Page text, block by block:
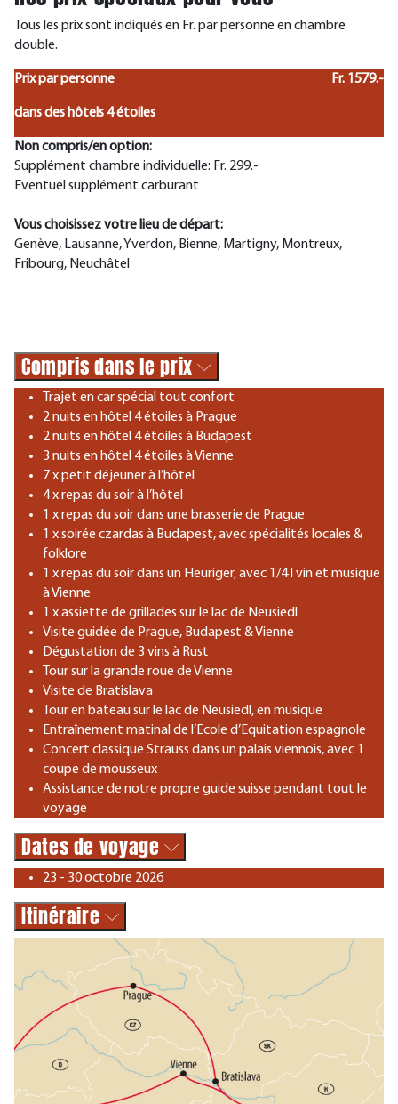
Tous les prix sont indiqués en Fr. par personne en chambre
double.
Prix par personne Fr. 1579.-
dans des hôtels 4 étoiles
Non compris/en option:
Supplément chambre individuelle: Fr. 299.-
Eventuel supplément carburant
Vous choisissez votre lieu de départ:
Genève, Lausanne, Yverdon, Bienne, Martigny, Montreux,
Fribourg, Neuchâtel
Compris dans le prix
Trajet en car spécial tout confort
2 nuits en hôtel 4 étoiles à Prague
2 nuits en hôtel 4 étoiles à Budapest
3 nuits en hôtel 4 étoiles à Vienne
7 x petit déjeuner à l’hôtel
4 x repas du soir à l’hôtel
1 x repas du soir dans une brasserie de Prague
1 x soirée czardas à Budapest, avec spécialités locales &
folklore
1 x repas du soir dans un Heuriger, avec 1/4 l vin et musique
à Vienne
1 x assiette de grillades sur le lac de Neusiedl
Visite guidée de Prague, Budapest & Vienne
Dégustation de 3 vins à Rust
Tour sur la grande roue de Vienne
Visite de Bratislava
Tour en bateau sur le lac de Neusiedl, en musique
Entraînement matinal de l’Ecole d’Equitation espagnole
Concert classique Strauss dans un palais viennois, avec 1
coupe de mousseux
Assistance de notre propre guide suisse pendant tout le
voyage
Dates de voyage
23 - 30 octobre 2026
Itinéraire